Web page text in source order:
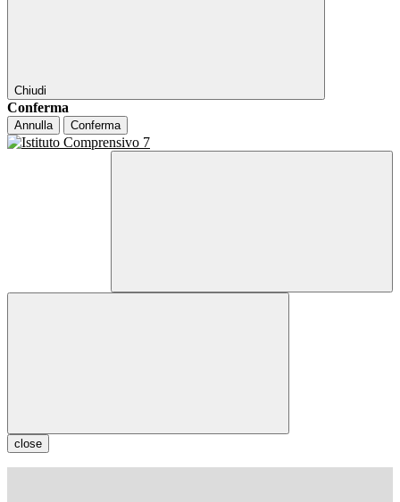
Chiudi
Conferma
Annulla Conferma
close